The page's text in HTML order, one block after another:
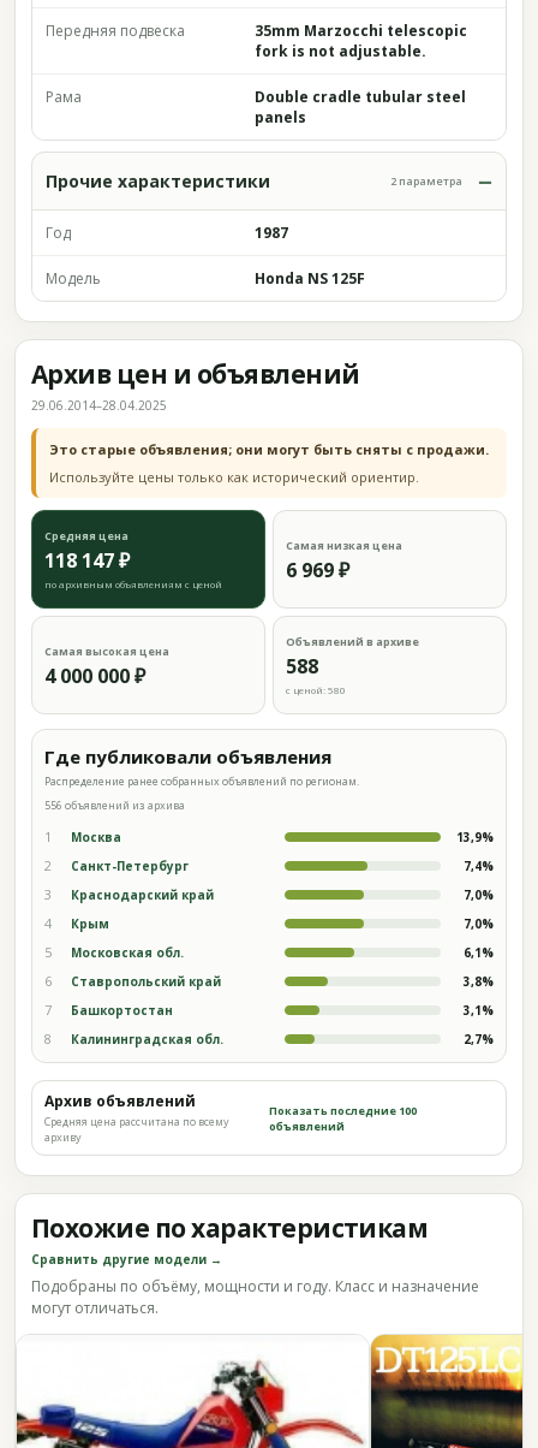
Передняя подвеска
35mm Marzocchi telescopic
fork is not adjustable.
Рама
Double cradle tubular steel
panels
Прочие характеристики 2 параметра
Год 1987
Модель Honda NS 125F
Архив цен и объявлений
29.06.2014–28.04.2025
Это старые объявления; они могут быть сняты с продажи.
Используйте цены только как исторический ориентир.
Средняя цена
118 147 ₽
по архивным объявлениям с ценой
Самая низкая цена
6 969 ₽
Самая высокая цена
4 000 000 ₽
Объявлений в архиве
588
с ценой: 580
Где публиковали объявления
Распределение ранее собранных объявлений по регионам.
556 объявлений из архива
1 Москва 13,9%
2 Санкт-Петербург 7,4%
3 Краснодарский край 7,0%
4 Крым 7,0%
5 Московская обл. 6,1%
6 Ставропольский край 3,8%
7 Башкортостан 3,1%
8 Калининградская обл. 2,7%
Архив объявлений
Средняя цена рассчитана по всему
архиву
Показать последние 100
объявлений
Похожие по характеристикам
Сравнить другие модели →
Подобраны по объёму, мощности и году. Класс и назначение
могут отличаться.